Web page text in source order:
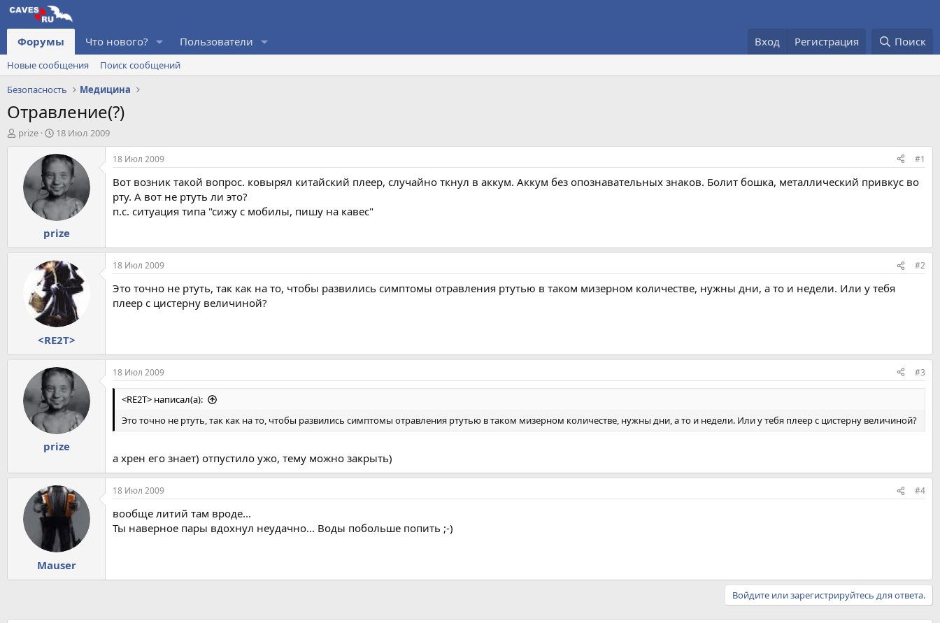
Форумы Что нового? Пользователи Вход Регистрация Поиск
Новые сообщения
Поиск сообщений
Безопасность
Медицина
Отравление(?)
А
prize
Д
т
а
н
а
ч
а
л
а
18 Июл 2009
prize
18 Июл 2009 #1
Вот возник такой вопрос. ковырял китайский плеер, случайно ткнул в аккум. Аккум без опознавательных знаков. Болит бошка, металлический привкус во
рту. А вот не ртуть ли это?
п.с. ситуация типа "сижу с мобилы, пишу на кавес"
<RE2T>
18 Июл 2009 #2
Это точно не ртуть, так как на то, чтобы развились симптомы отравления ртутью в таком мизерном количестве, нужны дни, а то и недели. Или у тебя
плеер с цистерну величиной?
prize
18 Июл 2009 #3
<RE2T> написал(а):
Это точно не ртуть, так как на то, чтобы развились симптомы отравления ртутью в таком мизерном количестве, нужны дни, а то и недели. Или у тебя плеер с цистерну величиной?
а хрен его знает) отпустило ужо, тему можно закрыть)
Mauser
18 Июл 2009 #4
вообще литий там вроде...
Ты наверное пары вдохнул неудачно... Воды побольше попить ;-)
Войдите или зарегистрируйтесь для ответа.